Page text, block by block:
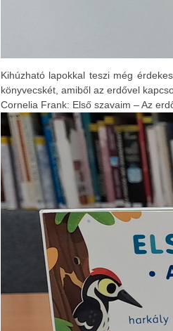
Kihúzható lapokkal teszi még
könyvecskét, amiből az erdővel
Cornelia Frank: Első szavaim – Az